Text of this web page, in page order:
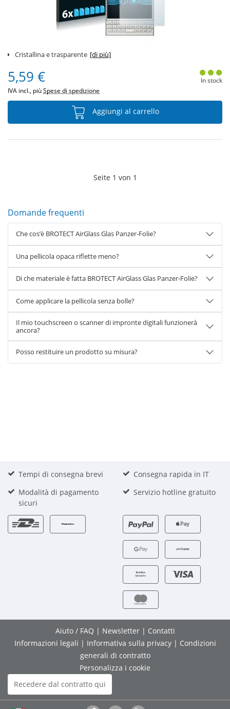
Cristallina e trasparente [di più]
5,59 €
IVA incl., piùSpese di spedizione
In stock
Aggiungi al carrello
Seite 1 von 1
Domande frequenti
Che cos’è BROTECT AirGlass Glas Panzer-Folie?
Una pellicola opaca riflette meno?
Di che materiale è fatta BROTECT AirGlass Glas Panzer-Folie?
Come applicare la pellicola senza bolle?
Il mio touchscreen o scanner di impronte digitali funzionerà
ancora?
Posso restituire un prodotto su misura?
Tempi di consegna brevi
Consegna rapida in IT
Modalità di pagamento
sicuri
Servizio hotline gratuito
Aiuto / FAQ | Newsletter | Contatti
Informazioni legali | Informativa sulla privacy | Condizioni
generali di contratto
Personalizza i cookie
Recedere dal contratto qui